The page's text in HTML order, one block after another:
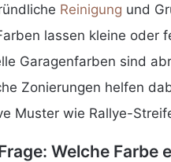
Reinigung und
lassen kleine oder
Garagenfarben sind
Zonierungen helfen
Muster wie Rallye-
Welche Farbe